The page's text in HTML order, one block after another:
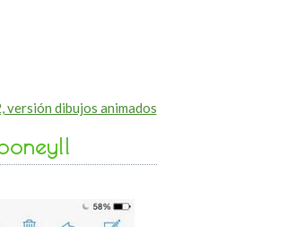
versión dibujos animados